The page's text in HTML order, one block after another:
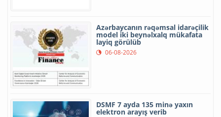
Azərbaycanın rəqəmsal idarəçilik
model iki beynəlxalq mükafata
layiq görülüb
06-08-2026
DSMF 7 ayda 135 minə yaxın
elektron arayış verib